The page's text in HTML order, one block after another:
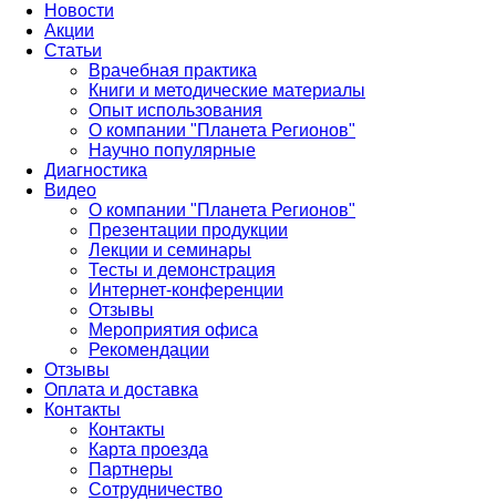
Новости
Акции
Статьи
Врачебная практика
Книги и методические материалы
Опыт использования
О компании "Планета Регионов"
Научно популярные
Диагностика
Видео
О компании "Планета Регионов"
Презентации продукции
Лекции и семинары
Тесты и демонстрация
Интернет-конференции
Отзывы
Мероприятия офиса
Рекомендации
Отзывы
Оплата и доставка
Контакты
Контакты
Карта проезда
Партнеры
Сотрудничество